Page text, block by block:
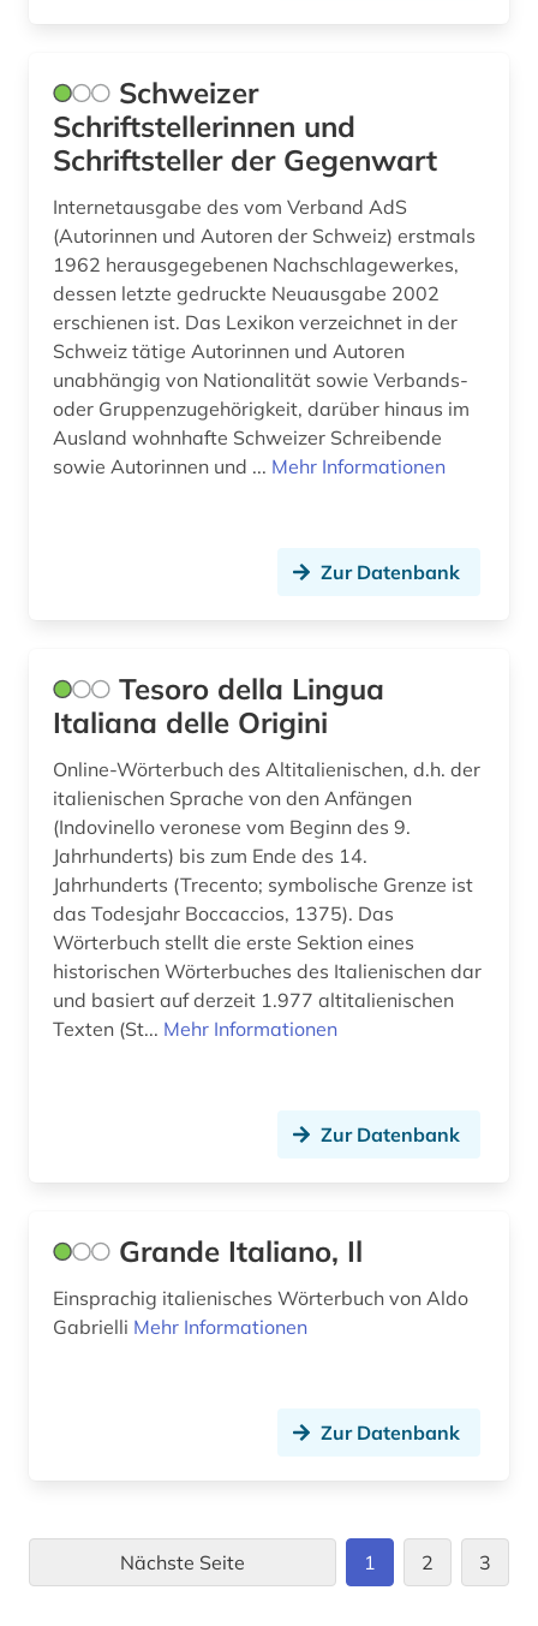
Schweizer
Schriftstellerinnen und
Schriftsteller der Gegenwart
Internetausgabe des vom Verband AdS
(Autorinnen und Autoren der Schweiz) erstmals
1962 herausgegebenen Nachschlagewerkes,
dessen letzte gedruckte Neuausgabe 2002
erschienen ist. Das Lexikon verzeichnet in der
Schweiz tätige Autorinnen und Autoren
unabhängig von Nationalität sowie Verbands-
oder Gruppenzugehörigkeit, darüber hinaus im
Ausland wohnhafte Schweizer Schreibende
sowie Autorinnen und ... Mehr Informationen
Zur Datenbank
Tesoro della Lingua
Italiana delle Origini
Online-Wörterbuch des Altitalienischen, d.h. der
italienischen Sprache von den Anfängen
(Indovinello veronese vom Beginn des 9.
Jahrhunderts) bis zum Ende des 14.
Jahrhunderts (Trecento; symbolische Grenze ist
das Todesjahr Boccaccios, 1375). Das
Wörterbuch stellt die erste Sektion eines
historischen Wörterbuches des Italienischen dar
und basiert auf derzeit 1.977 altitalienischen
Texten (St... Mehr Informationen
Zur Datenbank
Grande Italiano, Il
Einsprachig italienisches Wörterbuch von Aldo
Gabrielli Mehr Informationen
Zur Datenbank
Nächste Seite 1 2 3